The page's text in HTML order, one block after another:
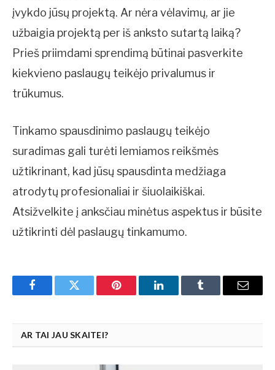
įvykdo jūsų projektą. Ar nėra vėlavimų, ar jie
užbaigia projektą per iš anksto sutartą laiką?
Prieš priimdami sprendimą būtinai pasverkite
kiekvieno paslaugų teikėjo privalumus ir
trūkumus.
Tinkamo spausdinimo paslaugų teikėjo
suradimas gali turėti lemiamos reikšmės
užtikrinant, kad jūsų spausdinta medžiaga
atrodytų profesionaliai ir šiuolaikiškai.
Atsižvelkite į anksčiau minėtus aspektus ir būsite
užtikrinti dėl paslaugų tinkamumo.
FacebookTwitter Pinterest LinkedInTumblr Email
AR TAI JAU SKAITEI?